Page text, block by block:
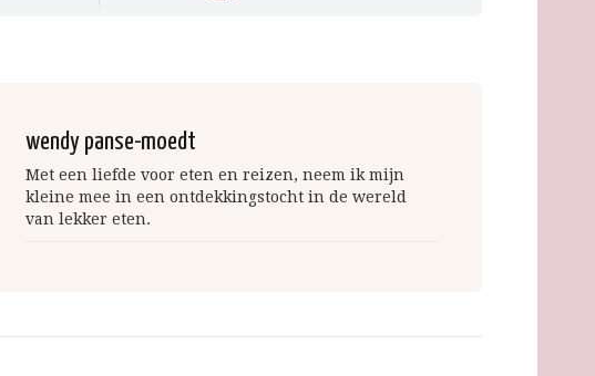
wendy panse-moedt
Met een liefde voor eten en reizen, neem ik mijn
kleine mee in een ontdekkingstocht in de wereld
van lekker eten.